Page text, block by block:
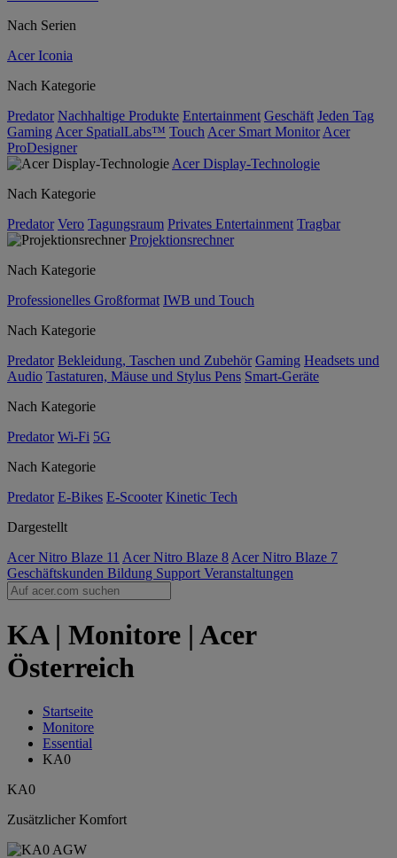
Nach Serien
Acer Iconia
Nach Kategorie
Predator Nachhaltige Produkte Entertainment Geschäft Jeden Tag
Gaming Acer SpatialLabs™ Touch Acer Smart Monitor Acer
ProDesigner
Acer Display-Technologie
Nach Kategorie
Predator Vero Tagungsraum Privates Entertainment Tragbar
Projektionsrechner
Nach Kategorie
Professionelles Großformat IWB und Touch
Nach Kategorie
Predator Bekleidung, Taschen und Zubehör Gaming Headsets und
Audio Tastaturen, Mäuse und Stylus Pens Smart-Geräte
Nach Kategorie
Predator Wi-Fi 5G
Nach Kategorie
Predator E-Bikes E-Scooter Kinetic Tech
Dargestellt
Acer Nitro Blaze 11 Acer Nitro Blaze 8 Acer Nitro Blaze 7
Geschäftskunden Bildung Support Veranstaltungen
KA | Monitore | Acer
Österreich
Startseite
Monitore
Essential
KA0
KA0
Zusätzlicher Komfort